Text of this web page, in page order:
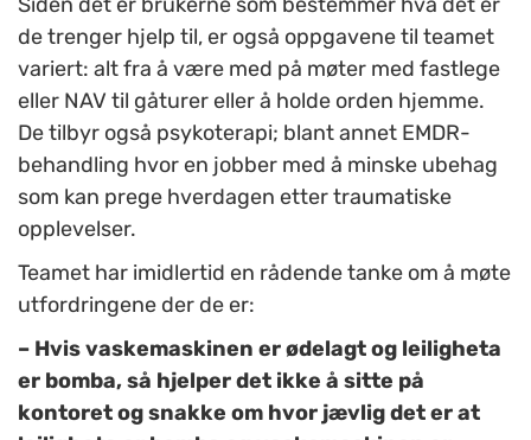
de trenger hjelp til, er også oppgavene til teamet
variert: alt fra å være med på møter med fastlege
eller NAV til gåturer eller å holde orden hjemme.
De tilbyr også psykoterapi; blant annet EMDR-
behandling hvor en jobber med å minske ubehag
som kan prege hverdagen etter traumatiske
opplevelser.
Teamet har imidlertid en rådende tanke om å møte
utfordringene der de er:
– Hvis vaskemaskinen er ødelagt og leiligheta
er bomba, så hjelper det ikke å sitte på
kontoret og snakke om hvor jævlig det er at